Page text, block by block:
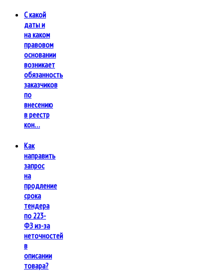
С какой
даты и
на каком
правовом
основании
возникает
обязанность
заказчиков
по
внесению
в реестр
кон…
Как
направить
запрос
на
продление
срока
тендера
по 223-
ФЗ из-за
неточностей
в
описании
товара?